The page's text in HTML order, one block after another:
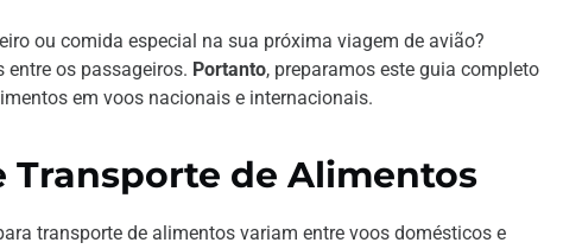
ou comida especial na sua próxima viagem de avião?
entre os passageiros. Portanto, preparamos este guia completo
em voos nacionais e internacionais.
Transporte de Alimentos
transporte de alimentos variam entre voos domésticos e